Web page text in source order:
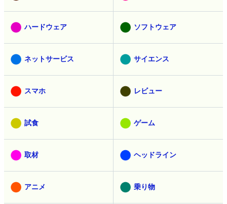
ハードウェア ソフトウェア
ネットサービス サイエンス
スマホ レビュー
試食 ゲーム
取材 ヘッドライン
アニメ 乗り物